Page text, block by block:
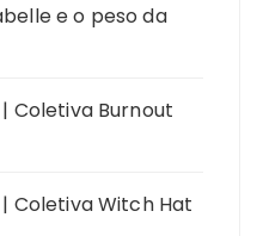
e o peso da
Coletiva Burnout
Coletiva Witch Hat